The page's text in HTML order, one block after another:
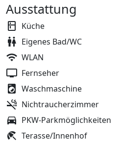
Ausstattung
Küche
Eigenes Bad/WC
WLAN
Fernseher
Waschmaschine
Nichtraucherzimmer
PKW-Parkmöglichkeiten
Terasse/Innenhof